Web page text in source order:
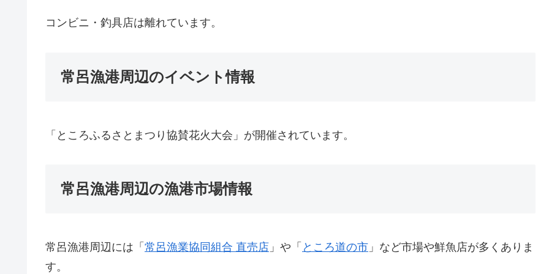
コンビニ・釣具店は離れています。
常呂漁港周辺のイベント情報
「ところふるさとまつり協賛花火大会」が開催されています。
常呂漁港周辺の漁港市場情報
常呂漁港周辺には「 常呂漁業協同組合 直売店 」や「 ところ道の市 」など市場や鮮魚店が多くありま
す。